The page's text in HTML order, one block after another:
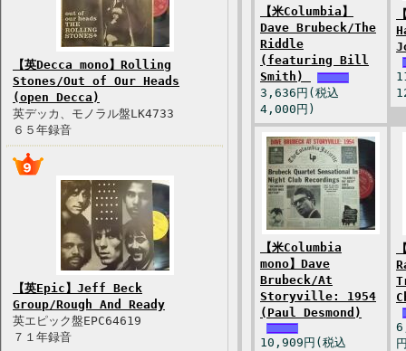
【英Decca mono】Rolling
Stones/Out of Our Heads
(open Decca)
英デッカ、モノラル盤LK4733
６５年録音
【英Epic】Jeff Beck
Group/Rough And Ready
英エピック盤EPC64619
７１年録音
【米Columbia】
Dave Brubeck/The
Riddle
(featuring Bill
Smith)
3,636円(税込
4,000円)
【米Columbia
mono】Dave
Brubeck/At
Storyville: 1954
(Paul Desmond)
10,909円(税込